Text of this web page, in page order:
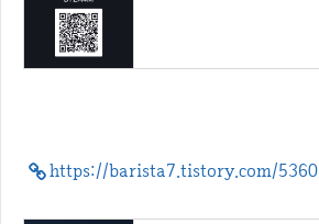
https://barista7.tistory.com/5360